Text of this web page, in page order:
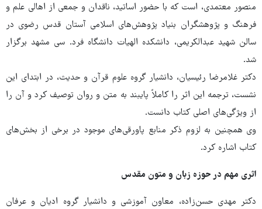
منصور معتمدی، است که با حضور اساتید، ناقدان و جمعی از اهالی علم و
فرهنگ و پژوهشگران بنیاد پژوهش‌های اسلامی آستان قدس رضوی در
سالن شهید عبدالکریمی، دانشکده الهیات دانشگاه فرد. سی مشهد برگزار
شد.
دکتر غلامرضا رئیسیان، دانشیار گروه علوم قرآن و حدیث، در ابتدای این
نشست، ترجمه این اثر را کاملاً پایبند به متن و روان توصیف کرد و آن را
از ویژگی‌های اصلی کتاب دانست.
وی همچنین به لزوم ذکر منابع پاورقی‌های موجود در برخی از بخش‌های
کتاب اشاره کرد.
اثری مهم در حوزه زبان و متون مقدس
دکتر مهدی حسن‌زاده، معاون آموزشی و دانشیار گروه ادیان و عرفان